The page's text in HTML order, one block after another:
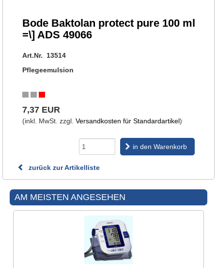
Bode Baktolan protect pure 100 ml
=\] ADS 49066
Art.Nr. 13514
Pflegeemulsion
7,37 EUR
(inkl. MwSt. zzgl. Versandkosten für Standardartikel)
in den Warenkorb
zurück zur Artikelliste
AM MEISTEN ANGESEHEN